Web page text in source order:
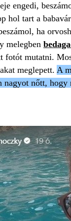
engedi,
hol tart a
ha
melegben
fotót mutatni.
meglepett. A
nagyot nőtt,